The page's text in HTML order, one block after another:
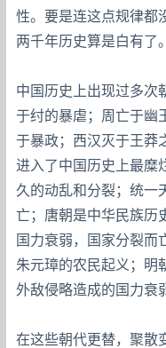
性。要是连这点规律都
两千年历史算是白有了。
中国历史上出现过多次
于纣的暴虐；周亡于幽
于暴政；西汉灭于王莽
进入了中国历史上最糜
久的动乱和分裂；统一
亡；唐朝是中华民族历
国力衰弱，国家分裂而
朱元璋的农民起义；明
外敌侵略造成的国力衰
在这些朝代更替，聚散